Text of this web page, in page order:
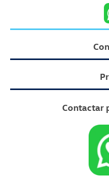
Contactar